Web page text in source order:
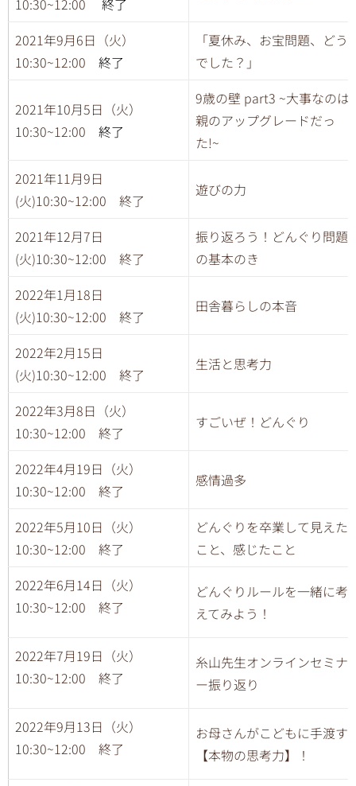
10:30~12:00 終了
2021年9月6日（火）
10:30~12:00 終了
「夏休み、お宝問題、どう
でした？」
2021年10月5日（火）
10:30~12:00 終了
9歳の壁 part3 ~大事なのは
親のアップグレードだっ
た!~
2021年11月9日
(火)10:30~12:00 終了
遊びの力
2021年12月7日
(火)10:30~12:00 終了
振り返ろう！どんぐり問題
の基本のき
2022年1月18日
(火)10:30~12:00 終了
田舎暮らしの本音
2022年2月15日
(火)10:30~12:00 終了
生活と思考力
2022年3月8日（火）
10:30~12:00 終了
すごいぜ！どんぐり
2022年4月19日（火）
10:30~12:00 終了
感情過多
2022年5月10日（火）
10:30~12:00 終了
どんぐりを卒業して見えた
こと、感じたこと
2022年6月14日（火）
10:30~12:00 終了
どんぐりルールを一緒に考
えてみよう！
2022年7月19日（火）
10:30~12:00 終了
糸山先生オンラインセミナ
ー振り返り
2022年9月13日（火）
10:30~12:00 終了
お母さんがこどもに手渡す
【本物の思考力】！